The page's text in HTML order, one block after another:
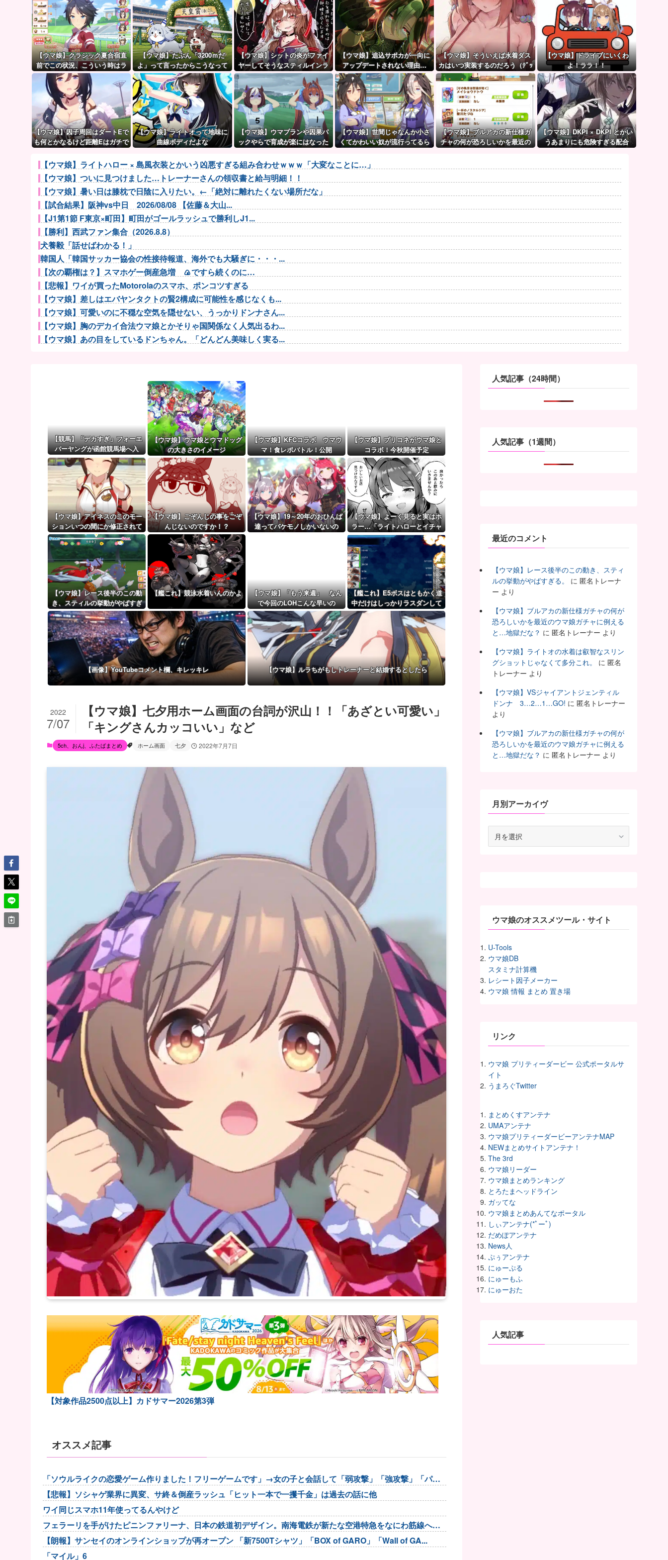
【ウマ娘】クラシック夏合宿直
前でこの状況、こういう時はラ
ーメン食べてもいいのかな？
【ウマ娘】たぶん「3200ｍだ
よ」って言ったからこうなって
るマイル犬
【ウマ娘】シットの炎がファイ
ヤーしてそうなスティルインラ
ブ（セーラーマーズ衣装）
【ウマ娘】追込サポカが一向に
アップデートされない理由…
「これだけ出さないってこと
は」
【ウマ娘】そういえば水着ダス
カはいつ実装するのだろう（ﾃﾞｯ
ｯｯ
【ウマ娘】ドライブにいくわ
よ！ララ！！
【ウマ娘】因子周回はダートEで
も何とかなるけど距離Eはガチで
【ウマ娘】ライトオって地味に
曲線ボディだよな
【ウマ娘】ウマプランや因果パ
ックやらで育成が楽にはなった
だ。
【ウマ娘】世間じゃなんか小さ
くてかわいい奴が流行ってるら
【ウマ娘】ブルアカの新仕様ガ
チャの何が恐ろしいかを最近の
【ウマ娘】DKPI × DKPI とかい
うあまりにも危険すぎる配合
【ウマ娘】ライトハロー × 島風衣装とかいう凶悪すぎる組み合わせｗｗｗ「大変なことに…」
【ウマ娘】ついに見つけました…トレーナーさんの領収書と給与明細！！
【ウマ娘】暑い日は膝枕で日陰に入りたい。←「絶対に離れたくない場所だな」
【試合結果】阪神vs中日 2026/08/08 【佐藤＆大山...
【J1第1節 F東京×町田】町田がゴールラッシュで勝利しJ1...
【勝利】西武ファン集合（2026.8.8）
犬養毅「話せばわかる！」
韓国人「韓国サッカー協会の性接待報道、海外でも大騒ぎに・・・...
【次の覇権は？】スマホゲー倒産急増 🍙ですら続くのに…
【悲報】ワイが買ったMotorolaのスマホ、ポンコツすぎる
【ウマ娘】差しはエバヤンタクトの賢2構成に可能性を感じなくも...
【ウマ娘】可愛いのに不穏な空気を隠せない、うっかりドンナさん...
【ウマ娘】胸のデカイ合法ウマ娘とかそりゃ国関係なく人気出るわ...
【ウマ娘】あの目をしているドンちゃん。「どんどん美味しく実る...
【J2第1節 八戸×富山】八戸が記念すべきJ2初勝利！佐藤祐...
西武ドラ１小島大河、試合をひっくり返す逆転２ラン！
地上波された「BLACK SAMURAI SUMMIT 20...
【アクナイ】VEC-Cクリアできねえ メカニストが強い…
【スパロボY】アニバーサリーエキスパンションパック、気合入っ...
山でカップラーメンのスープだったら飲み干すわ
【ウマ娘】（審議）無凸ブーケと完凸シャカール、中距離先行編成...
【ウマ娘】覚醒Lv6、7の解放が今後2か月置きに実装予定！第...
【競馬】「デカすぎ」フォーエ
バーヤングが函館競馬場へ入
厩 573キロ 矢作師「もう1段
パワーアップ」
【ウマ娘】ウマ娘とウマドッグ
の大きさのイメージ
【ウマ娘】KFCコラボ ウマウ
マ！食レポバトル！公開
【ウマ娘】プリコネがウマ娘と
コラボ！今秋開催予定
【ウマ娘】アイネスのこのモー
ションいつの間にか修正されて
たのか
【ウマ娘】ごぞんじの事をごぞ
んじないのですか！？
【ウマ娘】19～20年のおひんば
達ってバケモノしかいないの
【ウマ娘】よーく見ると実はホ
ラー…「ライトハローとイチャ
つくスティルトレ漫画」
【ウマ娘】レース後半のこの動
き、スティルの挙動がやばすぎ
る。
【艦これ】競泳水着いんのかよ
【ウマ娘】「もう来週」 なん
で今回のLOHこんな早いの
【艦これ】E5ボスはともかく道
中だけはしっかりラスダンして
るじゃねーか
【画像】YouTubeコメント欄、キレッキレ 【ウマ娘】ルラちがもしトレーナーと結婚するとしたら
【ウマ娘】七夕用ホーム画面の台詞が沢山！！「あざとい可愛い」
「キングさんカッコいい」など
2022
7/07
5ch、おんj、ふたばまとめ ホーム画面 七夕 2022年7月7日
【対象作品2500点以上】カドサマー2026第3弾
オススメ記事
「ソウルライクの恋愛ゲーム作りました！フリーゲームです」→女の子と会話して「弱攻撃」「強攻撃」「パリ
ィ」「ローリング」を...
【悲報】ソシャゲ業界に異変、サ終＆倒産ラッシュ「ヒット一本で一攫千金」は過去の話に他
ワイ同じスマホ11年使ってるんやけど
フェラーリを手がけたピニンファリーナ、日本の鉄道初デザイン。南海電鉄が新たな空港特急をなにわ筋線へ導
入
【朗報】サンセイのオンラインショップが再オープン 「新7500Tシャツ」「BOX of GARO」「Wall of GA...
「マイル」6
人気記事（24時間）
人気記事（1週間）
最近のコメント
【ウマ娘】レース後半のこの動き、スティ
ルの挙動がやばすぎる。
に 匿名トレーナ
ー より
【ウマ娘】ブルアカの新仕様ガチャの何が
恐ろしいかを最近のウマ娘ガチャに例える
と…地獄だな？ に 匿名トレーナー より
【ウマ娘】ライトオの水着は叡智なスリン
グショットじゃなくて多分これ。
に 匿名
トレーナー より
【ウマ娘】VSジャイアントジェンティル
ドンナ 3…2…1…GO! に 匿名トレーナー
より
【ウマ娘】ブルアカの新仕様ガチャの何が
恐ろしいかを最近のウマ娘ガチャに例える
と…地獄だな？ に 匿名トレーナー より
月別アーカイヴ
ウマ娘のオススメツール・サイト
U-Tools
ウマ娘DB
スタミナ計算機
レシート因子メーカー
ウマ娘 情報 まとめ 置き場
リンク
ウマ娘 プリティーダービー 公式ポータルサ
イト
うまろぐTwitter
まとめくすアンテナ
UMAアンテナ
ウマ娘プリティーダービーアンテナMAP
NEWまとめサイトアンテナ！
The 3rd
ウマ娘リーダー
ウマ娘まとめランキング
とろたまヘッドライン
ガッてな
ウマ娘まとめあんてなポータル
しぃアンテナ(*ﾟーﾟ)
だめぽアンテナ
News人
ぷぅアンテナ
にゅーぷる
にゅーもふ
にゅーおた
人気記事